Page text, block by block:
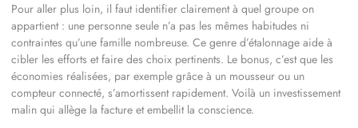
Pour aller plus loin, il faut identifier clairement à quel groupe on
appartient : une personne seule n’a pas les mêmes habitudes ni
contraintes qu’une famille nombreuse. Ce genre d’étalonnage aide à
cibler les efforts et faire des choix pertinents. Le bonus, c’est que les
économies réalisées, par exemple grâce à un mousseur ou un
compteur connecté, s’amortissent rapidement. Voilà un investissement
malin qui allège la facture et embellit la conscience.